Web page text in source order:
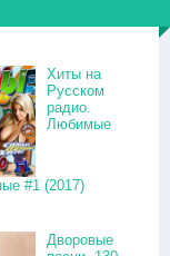
Хиты на
Русском
радио.
Любимые
#1 (2017)
Дворовые